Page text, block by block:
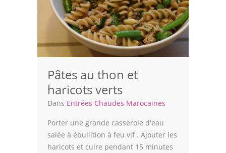
Pâtes au thon et
haricots verts
Dans Entrées Chaudes Marocaines
Porter une grande casserole d'eau
salée à ébullition à feu vif . Ajouter les
haricots et cuire pendant 15 minutes